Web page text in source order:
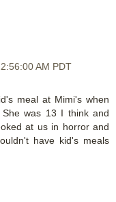
AM PDT
meal at Mimi's when
was 13 I think and
at us in horror and
have kid's meals